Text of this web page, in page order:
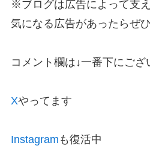
※ブログは広告によって支
気になる広告があったらぜ
コメント欄は↓一番下にござ
Xやってます
Instagram も復活中